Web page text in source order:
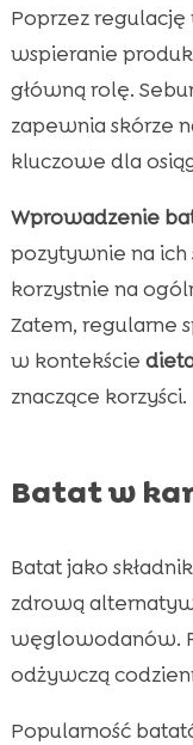
Poprzez
wspieranie
główną rolę.
zapewnia skórze
kluczowe dla
Wprowadzenie
pozytywnie na ich
korzystnie na
Zatem, regularne
w kontekście
znaczące korzyści.
Batat w
Batat jako
zdrową
węglowodanów.
odżywczą
Popularność